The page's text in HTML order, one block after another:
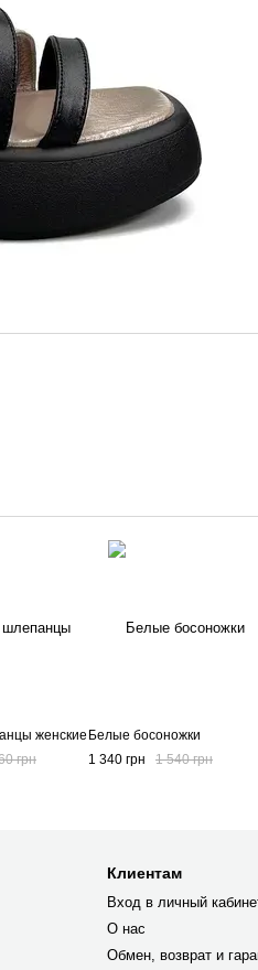
женские
грн
Белые босоножки
1 340 грн
1 540 грн
Клиентам
Вход в личный
О нас
Обмен, возврат и